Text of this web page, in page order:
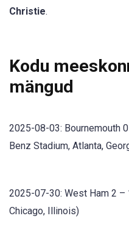
Christie.
Kodu
mängud
2025-08-03: Bournemouth
Benz Stadium, Atlanta,
2025-07-30: West Ham 2 –
Chicago, Illinois)